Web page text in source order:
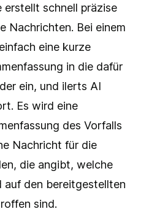
schnell präzise
Nachrichten. Bei einem
eine kurze
in die dafür
ein, und ilerts AI
Es wird eine
des Vorfalls
Nachricht für die
die angibt, welche
auf den bereitgestellten
sind.